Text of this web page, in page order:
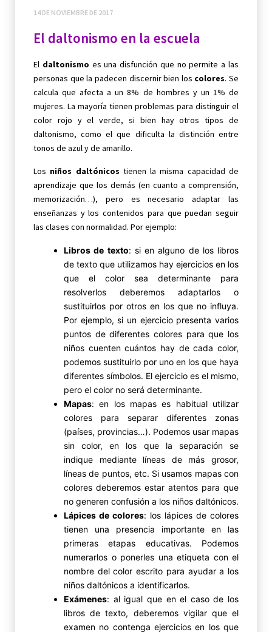
14 DE NOVIEMBRE DE 2017
El daltonismo en la escuela
El daltonismo es una disfunción que no permite a las
personas que la padecen discernir bien los colores. Se
calcula que afecta a un 8% de hombres y un 1% de
mujeres. La mayoría tienen problemas para distinguir el
color rojo y el verde, si bien hay otros tipos de
daltonismo, como el que dificulta la distinción entre
tonos de azul y de amarillo.
Los niños daltónicos tienen la misma capacidad de
aprendizaje que los demás (en cuanto a comprensión,
memorización…), pero es necesario adaptar las
enseñanzas y los contenidos para que puedan seguir
las clases con normalidad. Por ejemplo:
Libros de texto: si en alguno de los libros
de texto que utilizamos hay ejercicios en los
que el color sea determinante para
resolverlos deberemos adaptarlos o
sustituirlos por otros en los que no influya.
Por ejemplo, si un ejercicio presenta varios
puntos de diferentes colores para que los
niños cuenten cuántos hay de cada color,
podemos sustituirlo por uno en los que haya
diferentes símbolos. El ejercicio es el mismo,
pero el color no será determinante.
Mapas: en los mapas es habitual utilizar
colores para separar diferentes zonas
(países, provincias…). Podemos usar mapas
sin color, en los que la separación se
indique mediante líneas de más grosor,
líneas de puntos, etc. Si usamos mapas con
colores deberemos estar atentos para que
no generen confusión a los niños daltónicos.
Lápices de colores: los lápices de colores
tienen una presencia importante en las
primeras etapas educativas. Podemos
numerarlos o ponerles una etiqueta con el
nombre del color escrito para ayudar a los
niños daltónicos a identificarlos.
Exámenes: al igual que en el caso de los
libros de texto, deberemos vigilar que el
examen no contenga ejercicios en los que